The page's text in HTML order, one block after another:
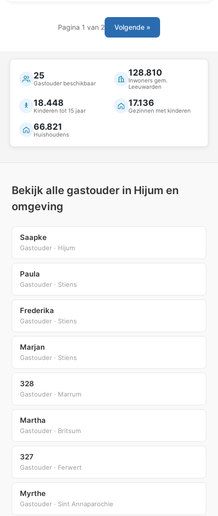
Pagina 1 van 2 Volgende »
25
Gastouder beschikbaar
128.810
Inwoners gem.
Leeuwarden
18.448
Kinderen tot 15 jaar
17.136
Gezinnen met kinderen
66.821
Huishoudens
Bekijk alle gastouder in Hijum en
omgeving
Saapke
Gastouder · Hijum
Paula
Gastouder · Stiens
Frederika
Gastouder · Stiens
Marjan
Gastouder · Stiens
328
Gastouder · Marrum
Martha
Gastouder · Britsum
327
Gastouder · Ferwert
Myrthe
Gastouder · Sint Annaparochie